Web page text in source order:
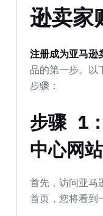
逊卖家
注册成为亚马逊
品的第一步。以
步骤：
步骤 1
中心网站
首先，访问亚马
首页，您将看到